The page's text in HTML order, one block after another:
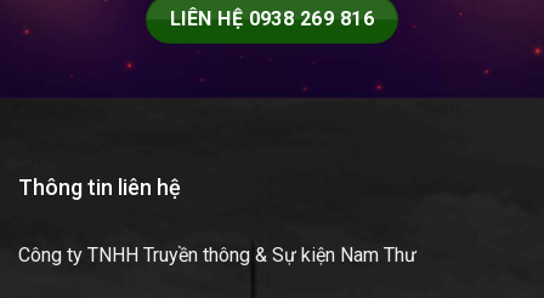
LIÊN HỆ 0938 269 816
Thông tin liên hệ
Công ty TNHH Truyền thông & Sự kiện Nam Thư